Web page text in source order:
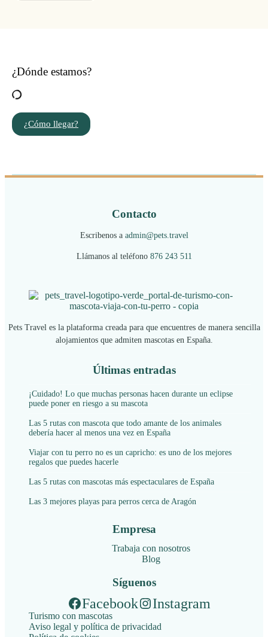
¿Dónde estamos?
¿Cómo llegar?
Contacto
Escribenos a admin@pets.travel
Llámanos al teléfono 876 243 511
Pets Travel es la plataforma creada para que encuentres de manera sencilla
alojamientos que admiten mascotas en España.
Últimas entradas
¡Cuidado! Lo que muchas personas hacen durante un eclipse
puede poner en riesgo a su mascota
Las 5 rutas con mascota que todo amante de los animales
debería hacer al menos una vez en España
Viajar con tu perro no es un capricho: es uno de los mejores
regalos que puedes hacerle
Las 5 rutas con mascotas más espectaculares de España
Las 3 mejores playas para perros cerca de Aragón
Empresa
Trabaja con nosotros
Blog
Síguenos
Facebook Instagram
Turismo con mascotas
Aviso legal y política de privacidad